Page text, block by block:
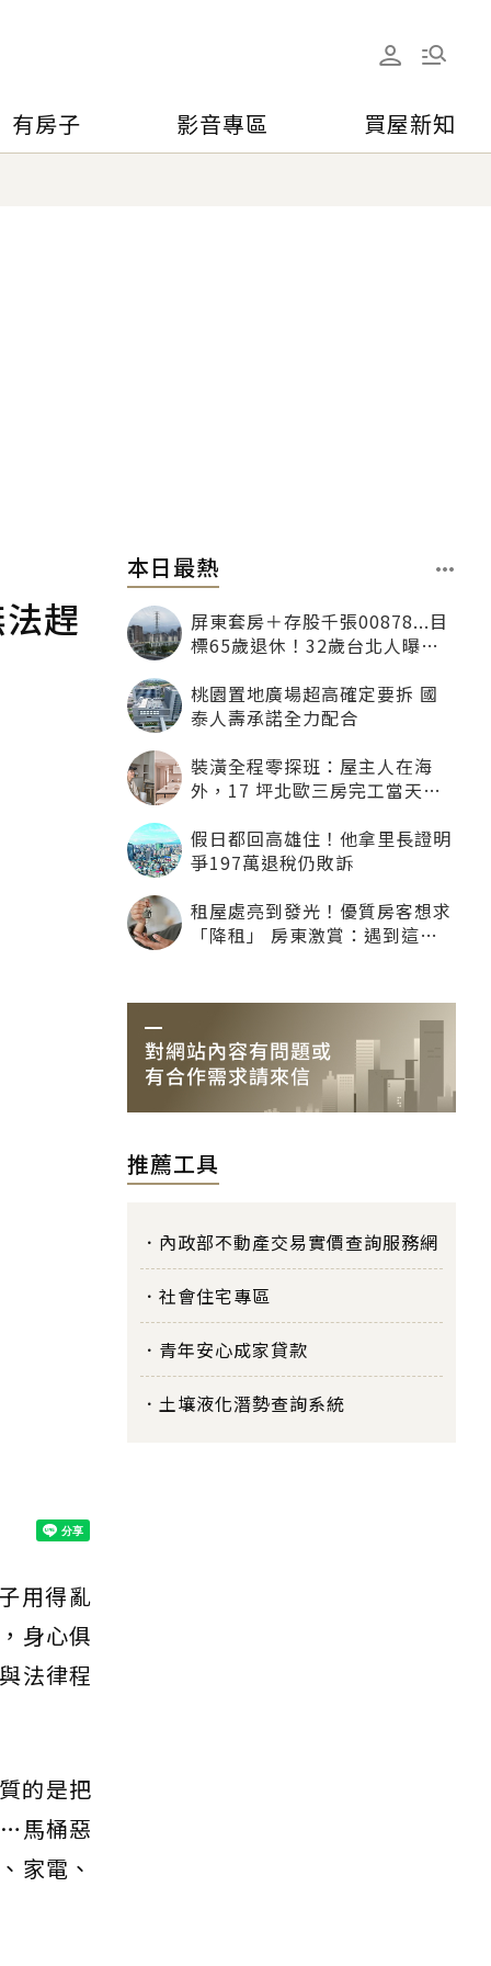
有房子 影音專區 買屋新知
趕
用得亂
身心俱
法律程
的是把
馬桶惡
家電、
本日最熱
屏東套房＋存股千張00878...目
標65歲退休！32歲台北人曝：
桃園置地廣場超高確定要拆 國
泰人壽承諾全力配合
裝潢全程零探班：屋主人在海
外，17 坪北歐三房完工當天才
假日都回高雄住！他拿里長證明
爭197萬退稅仍敗訴
租屋處亮到發光！優質房客想求
「降租」 房東激賞：遇到這種
推薦工具
內政部不動產交易實價查詢服務網
社會住宅專區
青年安心成家貸款
土壤液化潛勢查詢系統